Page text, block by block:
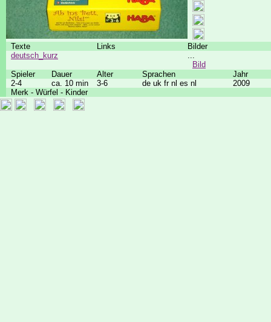
Texte Links
Bilder
deutsch_kurz
...
Bild
Spieler
Dauer Alter Sprachen
Jahr
2-4
ca. 10 min 3-6 de uk fr nl es nl
2009
Merk - Würfel - Kinder